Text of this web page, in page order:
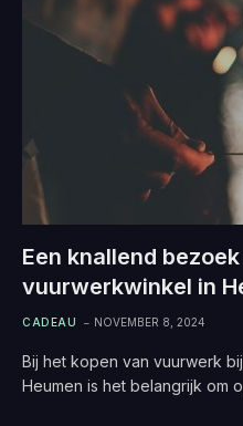
Een knallend
vuurwerkwinkel in
CADEAU NOVEMBER 8, 2024
Bij het kopen van vuurwerk
Heumen is het belangrijk om